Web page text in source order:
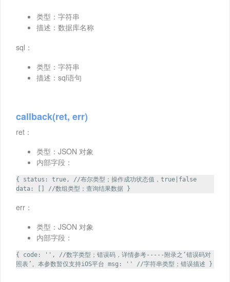
类型：字符串
描述：数据库名称
sql：
类型：字符串
描述：sql语句
callback(ret, err)
ret：
类型：JSON 对象
内部字段：
{ status: true, //布尔类型；操作成功状态值，true|false
data: [] //数组类型；查询结果数据 }
err：
类型：JSON 对象
内部字段：
{ code: '', //数字类型；错误码，详情参考-----附录之‘错误码对
照表’。本参数暂仅支持iOS平台 msg: '' //字符串类型；错误描述 }